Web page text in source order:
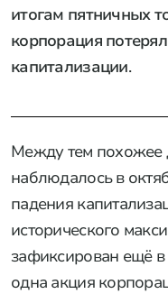
итогам пятничных
корпорация
капитализации.
Между тем похожее
наблюдалось в
падения
исторического
зафиксирован ещё
одна акция